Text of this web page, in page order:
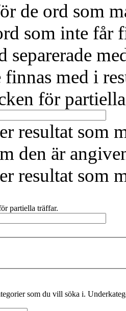
de ord som
som inte får
separerade
finnas med i
för
resultat som
den är
resultat som
partiella träffar.
som du vill söka i.